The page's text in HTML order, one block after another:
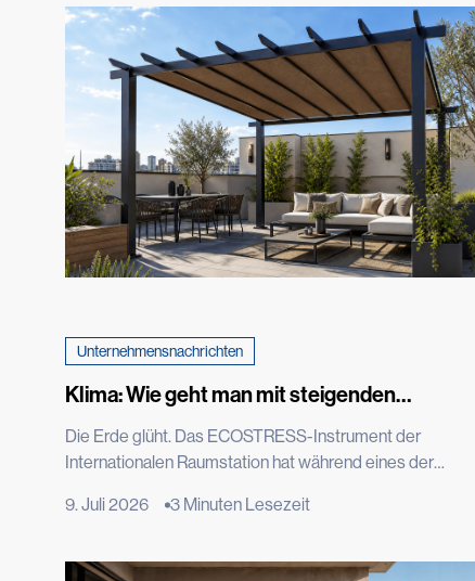
physikalischer Prozess ein, der als kapillare
Feuchtigkeitsaufstieg bezeichnet wird und im Laufe der
Zeit Mauerwerk und Putz beschädigen kann. Das
Phänomen, das äußerst […]
Unternehmensnachrichten
Klima: Wie geht man mit steigenden
Die Erde glüht. Das ECOSTRESS-Instrument der
Internationalen Raumstation hat während eines der
Städte aus der Vogelperspektive fotografiert, und die
intensiv rote Flecken: Die im Beton gespeicherte Wärme
9. Juli 2026 3 Minuten Lesezeit